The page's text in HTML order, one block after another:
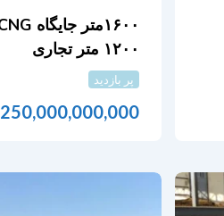
۱۲۰۰ متر تجاری
پر بازدید
250,000,000,000